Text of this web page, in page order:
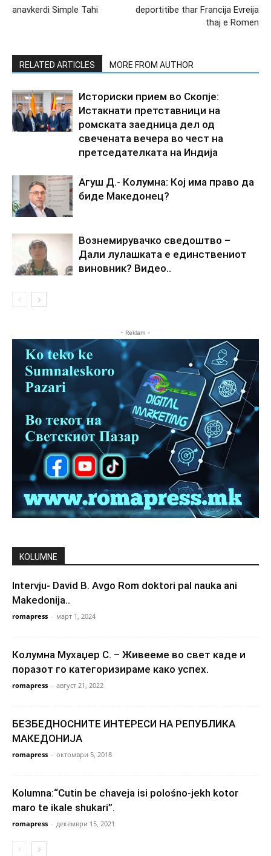
anavkerdi Simple Tahi
deportitibe thar Francija Evreija
thaj e Romen
RELATED ARTICLES MORE FROM AUTHOR
Историски прием во Скопје:
Истакнати претставници на
ромската заедница дел од
свечената вечера во чест на
претседателката на Индија
Агуш Д.- Колумна: Кој има право да
биде Македонец?
Вознемирувачко сведоштво –
Дали лулашката е единствениот
виновник? Видео..
- Reklam -
KOLUMNE
Intervju- David B. Avgo Rom doktori pal nauka ani
Makedonija..
romapress - март 1, 2024
Колумна Мухаџер С. – Живееме во свет каде и
поразот го категоризираме како успех.
romapress - август 21, 2022
БЕЗБЕДНОСНИТЕ ИНТЕРЕСИ НА РЕПУБЛИКА
МАКЕДОНИЈА
romapress - октомври 5, 2018
Kolumna:“Cutin be chaveja isi polośno-jekh kotor
maro te ikale shukari”.
romapress - декември 15, 2021